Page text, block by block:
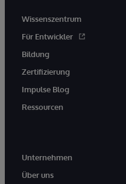
Wissenszentrum
Für Entwickler
Bildung
Zertifizierung
Impulse Blog
Ressourcen
Unternehmen
Über uns